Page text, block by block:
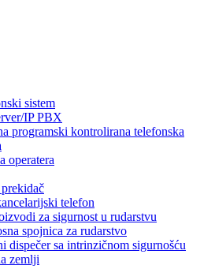
sistem
IP PBX
programski kontrolirana telefonska
operatera
telefon
za sigurnost u rudarstvu
spojnica za rudarstvo
dispečer sa intrinzičnom sigurnošću
zemlji